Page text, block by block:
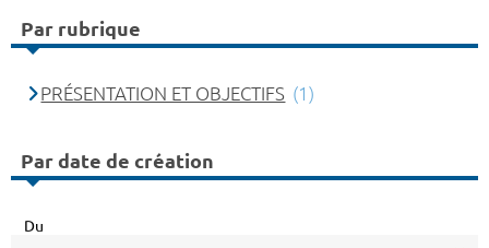
Par rubrique
PRÉSENTATION ET OBJECTIFS (1)
Par date de création
Du